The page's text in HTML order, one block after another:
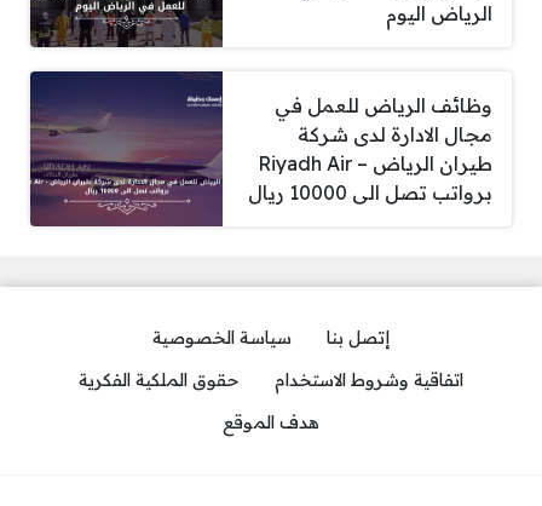
الرياض اليوم
وظائف الرياض للعمل في
مجال الادارة لدى شركة
طيران الرياض – Riyadh Air
برواتب تصل الى 10000 ريال
إتصل بنا
سياسة الخصوصية
اتفاقية وشروط الاستخدام
حقوق الملكية الفكرية
هدف الموقع